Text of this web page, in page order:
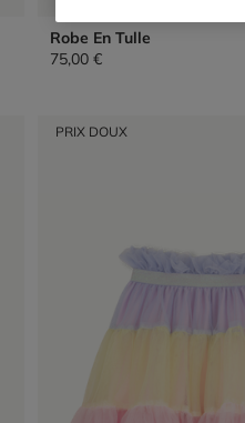
Robe En Tulle
75,00 €
PRIX DOUX